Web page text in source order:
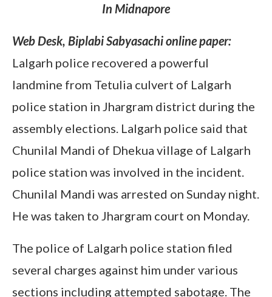
In Midnapore
Web Desk, Biplabi Sabyasachi online paper:
Lalgarh police recovered a powerful
landmine from Tetulia culvert of Lalgarh
police station in Jhargram district during the
assembly elections. Lalgarh police said that
Chunilal Mandi of Dhekua village of Lalgarh
police station was involved in the incident.
Chunilal Mandi was arrested on Sunday night.
He was taken to Jhargram court on Monday.
The police of Lalgarh police station filed
several charges against him under various
sections including attempted sabotage. The